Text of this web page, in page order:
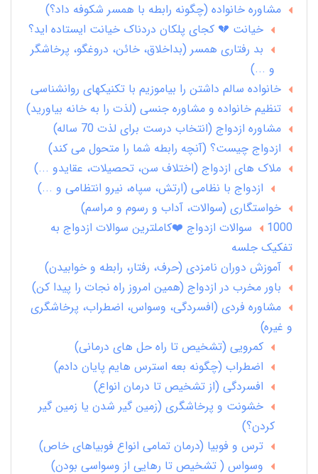
مشاوره خانواده (چگونه رابطه با همسر شکوفه داد؟)
خیانت 💔 کجای پلکان دردناک خیانت ایستاده اید؟
بد رفتاری همسر (بداخلاق، خائن، دروغگو، پرخاشگر
و ...)
خانواده سالم داشتن را بیاموزیم با تکنیکهای روانشناسی
تنظیم خانواده و مشاوره جنسی (لذت را به خانه بیاورید)
مشاوره ازدواج (انتخاب درست برای لذت 70 ساله)
ازدواج چیست؟ (آنچه رابطه شما را متحول می کند)
ملاک های ازدواج (اختلاف سن، تحصیلات، عقایدو ...)
ازدواج با نظامی (ارتش، سپاه، نیرو انتظامی و ...)
خواستگاری (سوالات، آداب و رسوم و مراسم)
1000 سوالات ازدواج ❤️کاملترین سوالات ازدواج به
تفکیک جلسه
آموزش دوران نامزدی (حرف، رفتار، رابطه و خوابیدن)
باور مخرب در ازدواج (همین امروز راه نجات را پیدا کن)
مشاوره فردی (افسردگی، وسواس، اضطراب، پرخاشگری
و غیره)
کمرویی (تشخیص تا راه حل های درمانی)
اضطراب (چگونه بعه استرس هایم پایان دادم)
افسردگی (از تشخیص تا درمان انواع)
خشونت و پرخاشگری (زمین گیر شدن یا زمین گیر
کردن؟)
ترس و فوبیا (درمان تمامی انواع فوبیاهای خاص)
وسواس ( تشخیص تا رهایی از وسواسی بودن)